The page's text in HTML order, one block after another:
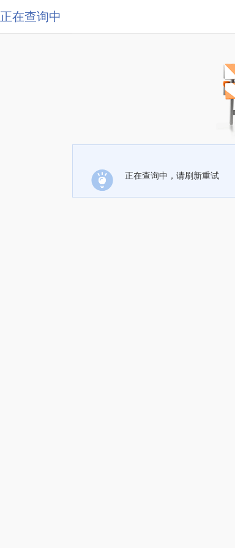
正在查询中
正在查询中，请刷新重试